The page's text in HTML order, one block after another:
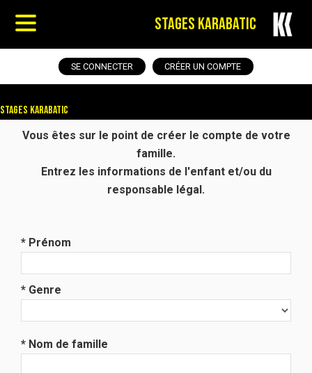
STAGES KARABATIC
SE CONNECTER CRÉER UN COMPTE
Stages Karabatic
Vous êtes sur le point de créer le compte de votre
famille.
Entrez les informations de l'enfant et/ou du
responsable légal.
* Prénom
* Genre
* Nom de famille